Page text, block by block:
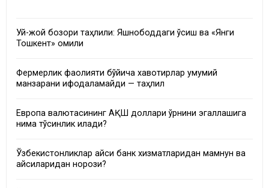
Уй-жой бозори таҳлили: Яшнободдаги ўсиш ва «Янги
Тошкент» омили
Фермерлик фаолияти бўйича хавотирлар умумий
манзарани ифодаламайди — таҳлил
Европа валютасининг АҚШ доллари ўрнини эгаллашига
нима тўсқинлик қилади?
Ўзбекистонликлар қайси банк хизматларидан мамнун ва
қайсиларидан норози?